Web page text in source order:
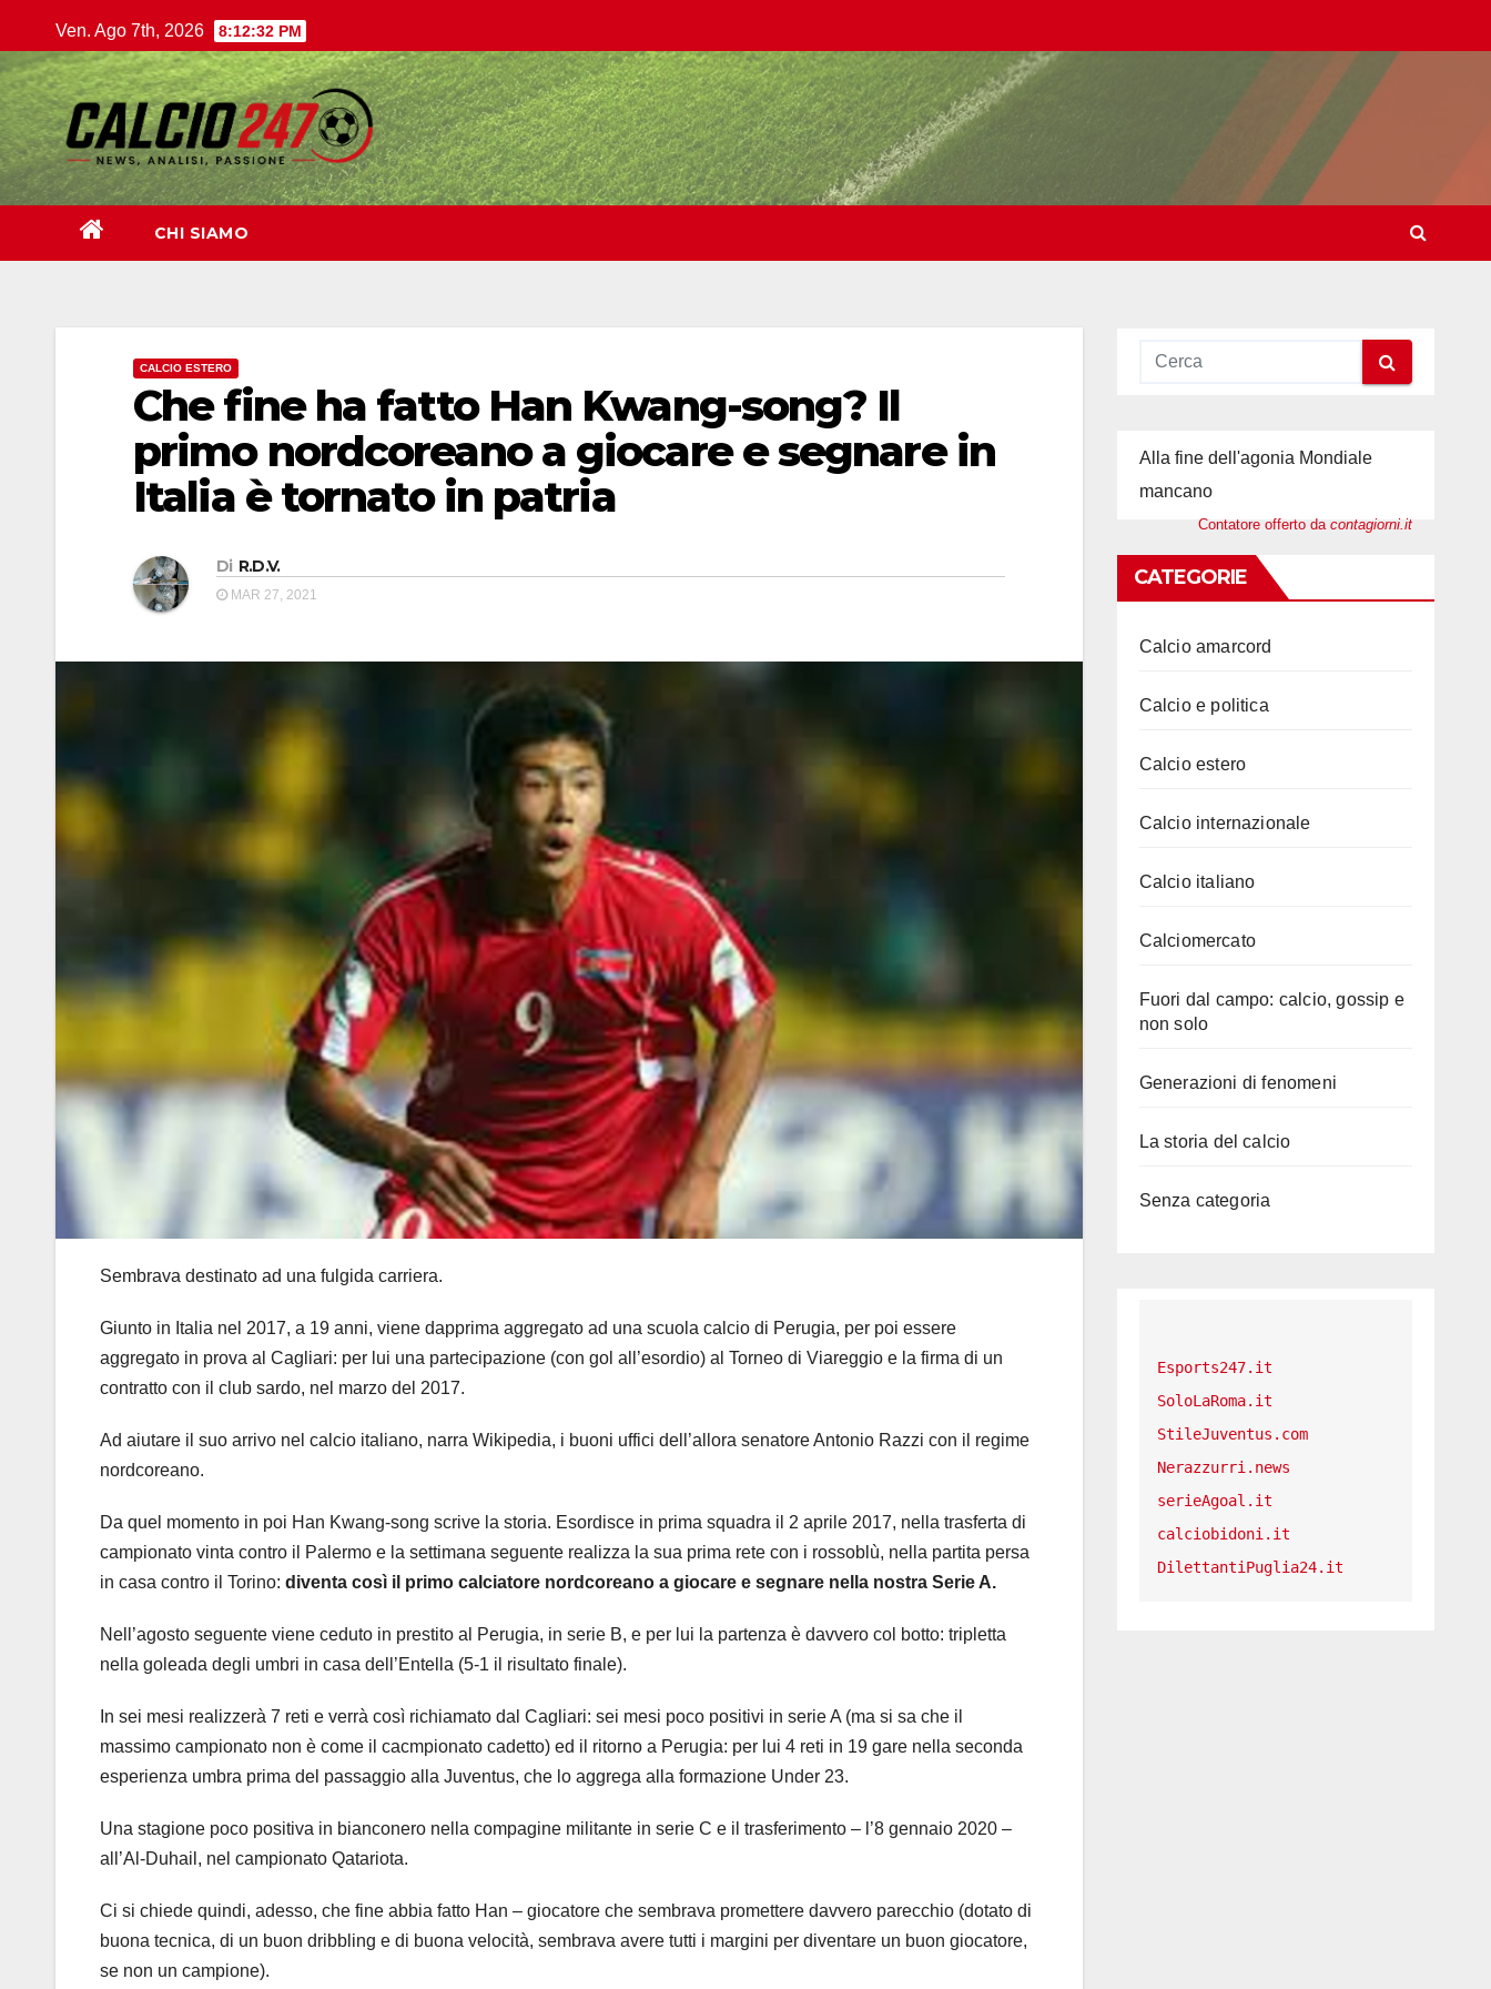
al
contenuto
Ven. Ago 7th, 2026 8:12:33 PM
CHI SIAMO
CALCIO ESTERO
Che fine ha fatto Han Kwang-song? Il
primo nordcoreano a giocare e segnare in
Italia è tornato in patria
Di R.D.V.
MAR 27, 2021
Sembrava destinato ad una fulgida carriera.
Giunto in Italia nel 2017, a 19 anni, viene dapprima aggregato ad una scuola calcio di Perugia, per poi essere
aggregato in prova al Cagliari: per lui una partecipazione (con gol all’esordio) al Torneo di Viareggio e la firma di un
contratto con il club sardo, nel marzo del 2017.
Ad aiutare il suo arrivo nel calcio italiano, narra Wikipedia, i buoni uffici dell’allora senatore Antonio Razzi con il regime
nordcoreano.
Da quel momento in poi Han Kwang-song scrive la storia. Esordisce in prima squadra il 2 aprile 2017, nella trasferta di
campionato vinta contro il Palermo e la settimana seguente realizza la sua prima rete con i rossoblù, nella partita persa
in casa contro il Torino: diventa così il primo calciatore nordcoreano a giocare e segnare nella nostra Serie A.
Nell’agosto seguente viene ceduto in prestito al Perugia, in serie B, e per lui la partenza è davvero col botto: tripletta
nella goleada degli umbri in casa dell’Entella (5-1 il risultato finale).
In sei mesi realizzerà 7 reti e verrà così richiamato dal Cagliari: sei mesi poco positivi in serie A (ma si sa che il
massimo campionato non è come il cacmpionato cadetto) ed il ritorno a Perugia: per lui 4 reti in 19 gare nella seconda
esperienza umbra prima del passaggio alla Juventus, che lo aggrega alla formazione Under 23.
Una stagione poco positiva in bianconero nella compagine militante in serie C e il trasferimento – l’8 gennaio 2020 –
all’Al-Duhail, nel campionato Qatariota.
Ci si chiede quindi, adesso, che fine abbia fatto Han – giocatore che sembrava promettere davvero parecchio (dotato di
buona tecnica, di un buon dribbling e di buona velocità, sembrava avere tutti i margini per diventare un buon giocatore,
se non un campione).
Alla fine dell'agonia Mondiale
mancano
Contatore offerto da contagiorni.it
CATEGORIE
Calcio amarcord
Calcio e politica
Calcio estero
Calcio internazionale
Calcio italiano
Calciomercato
Fuori dal campo: calcio, gossip e
non solo
Generazioni di fenomeni
La storia del calcio
Senza categoria
Esports247.it
SoloLaRoma.it
StileJuventus.com
Nerazzurri.news
serieAgoal.it
calciobidoni.it
DilettantiPuglia24.it